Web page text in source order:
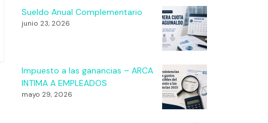
Sueldo Anual Complementario
junio 23, 2026
Impuesto a las ganancias – ARCA
INTIMA A EMPLEADOS
mayo 29, 2026